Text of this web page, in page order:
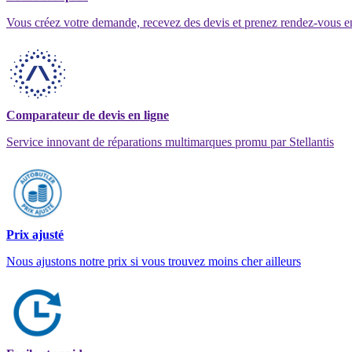
Vous créez votre demande, recevez des devis et prenez rendez-vous
Comparateur de devis en ligne
Service innovant de réparations multimarques promu par Stellantis
Prix ajusté
Nous ajustons notre prix si vous trouvez moins cher ailleurs